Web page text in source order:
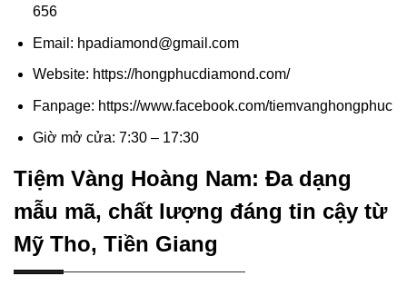
656
Email: hpadiamond@gmail.com
Website: https://hongphucdiamond.com/
Fanpage: https://www.facebook.com/tiemvanghongphuc
Giờ mở cửa: 7:30 – 17:30
Tiệm Vàng Hoàng Nam: Đa dạng
mẫu mã, chất lượng đáng tin cậy từ
Mỹ Tho, Tiền Giang